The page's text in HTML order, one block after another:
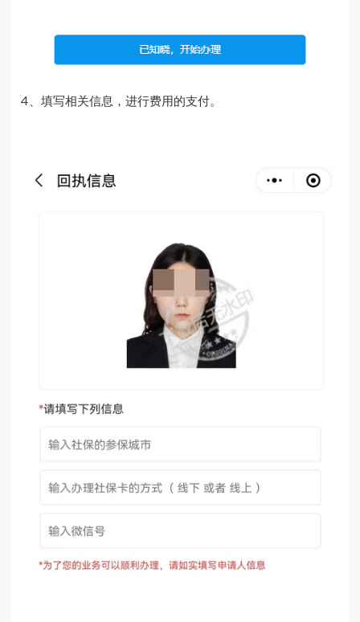
4、填写相关信息，进行费用的支付。